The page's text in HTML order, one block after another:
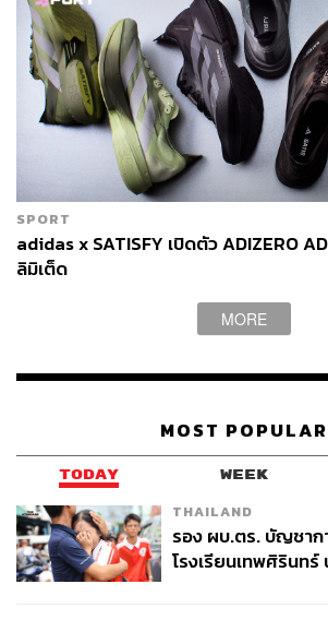
SPORT
adidas x SATISFY เปิดตัว ADIZERO
ลิมิเต็ด
MORE
MOST POPULAR
TODAY WEEK
THAILAND
รอง ผบ.ตร. บัญชาก
โรงเรียนเทพศิรินท